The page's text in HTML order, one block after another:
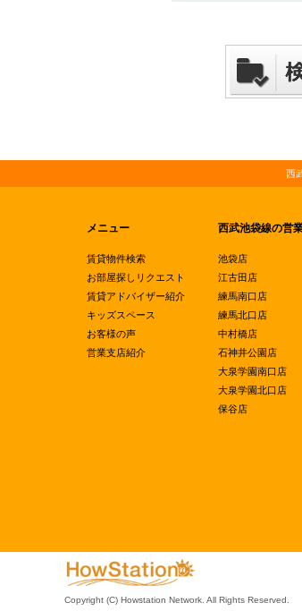
西
メニュー
賃貸物件検索
お部屋探しリクエスト
賃貸アドバイザー紹介
キッズスペース
お客様の声
営業支店紹介
西武池袋線の営
池袋店
江古田店
練馬南口店
練馬北口店
中村橋店
石神井公園店
大泉学園南口店
大泉学園北口店
保谷店
Copyright (C) Howstation Network. All Rights Reserved.